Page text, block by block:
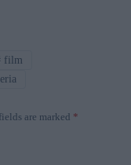
film
are marked *